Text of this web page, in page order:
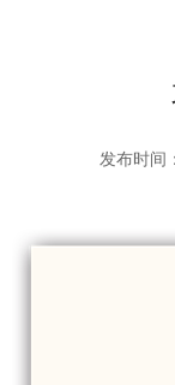
发布时间